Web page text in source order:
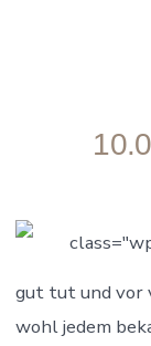
gut tut und vor
wohl jedem